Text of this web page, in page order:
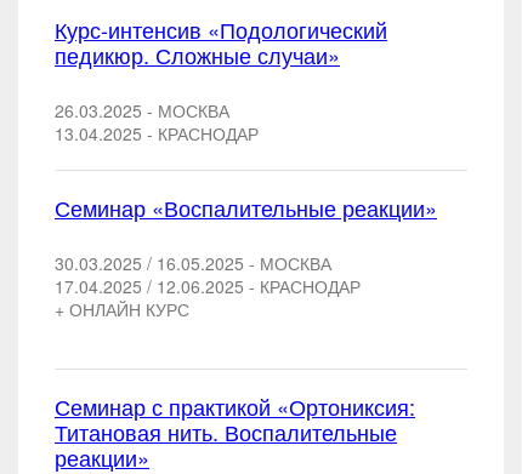
Курс-интенсив «Подологический
педикюр. Сложные случаи»
26.03.2025 - МОСКВА
13.04.2025 - КРАСНОДАР
Семинар «Воспалительные реакции»
30.03.2025 / 16.05.2025 - МОСКВА
17.04.2025 / 12.06.2025 - КРАСНОДАР
+ ОНЛАЙН КУРС
Семинар с практикой «Ортониксия:
Титановая нить. Воспалительные
реакции»